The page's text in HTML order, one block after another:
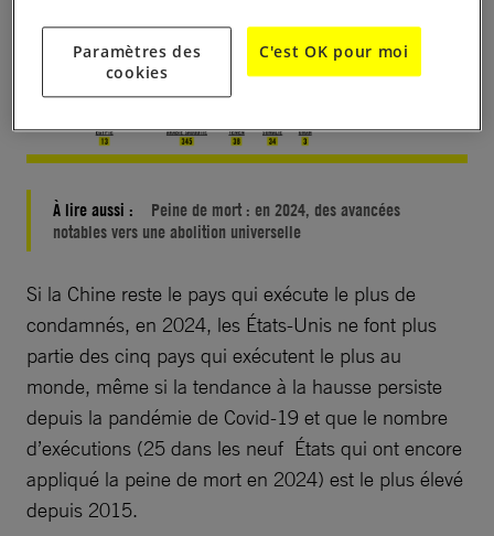
À lire aussi :
Peine de mort : en 2024, des avancées
notables vers une abolition universelle
Si la Chine reste le pays qui exécute le plus de
condamnés, en 2024, les États-Unis ne font plus
partie des cinq pays qui exécutent le plus au
monde, même si la tendance à la hausse persiste
depuis la pandémie de Covid-19 et que le nombre
d’exécutions (25 dans les neuf États qui ont encore
appliqué la peine de mort en 2024) est le plus élevé
depuis 2015.
Paramètres des
cookies
C'est OK pour moi